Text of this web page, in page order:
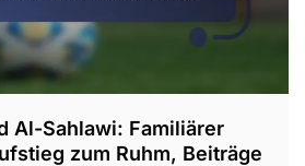
Al-Sahlawi: Familiärer
zum Ruhm, Beiträge